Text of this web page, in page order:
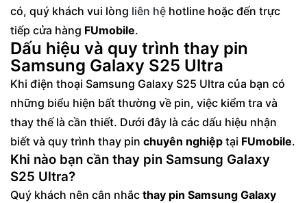
Kỹ thuật viên chuyên nghiệp, bảo hành dài
hạn
có, quý khách vui lòng liên hệ hotline hoặc đến trực
tiếp cửa hàng FUmobile.
Dấu hiệu và quy trình thay pin
Samsung Galaxy S25 Ultra
Khi điện thoại Samsung Galaxy S25 Ultra của bạn có
những biểu hiện bất thường về pin, việc kiểm tra và
thay thế là cần thiết. Dưới đây là các dấu hiệu nhận
biết và quy trình thay pin chuyên nghiệp tại FUmobile.
Khi nào bạn cần thay pin Samsung Galaxy
S25 Ultra?
Quý khách nên cân nhắc thay pin Samsung Galaxy